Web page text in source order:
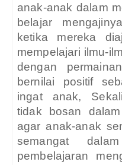
anak-anak dalam
belajar
ketika mereka
mempelajari ilmu-
dengan
bernilai positif
ingat anak,
tidak bosan
agar anak-anak
semangat
pembelajaran